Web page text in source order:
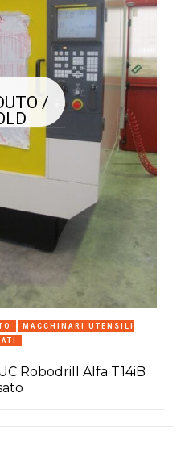
/
MACCHINARI UTENSILI
Robodrill Alfa T14iB